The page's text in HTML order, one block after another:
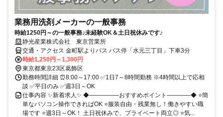
業務用洗剤メーカーの一般事務
時給1250円～の一般事務♪未経験OK＆土日祝休みです♪
静光産業株式会社 東京営業所
交通・アクセス 金町駅よりバス バス停「水元三丁目」下車3分
時給1,250円～1,300円
東京都東京23区葛飾区
勤務時間詳細 ⏰8:00～17:00 ✅1日7～8時間勤務 ※4時間以上で応相
談 ✅平日のみ ✅週3日～OK
仕事内容 ✨新着求人✨ ◆―――――おすすめポイント――――◆ ⭐簡
単なパソコン操作できればOK ⭐服装自由・残業無し！働きやすい職
場です ⭐週3日～OK！ 土日祝休みで、プライベート両立◎ ⭐気...